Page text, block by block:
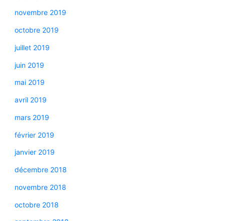
novembre 2019
octobre 2019
juillet 2019
juin 2019
mai 2019
avril 2019
mars 2019
février 2019
janvier 2019
décembre 2018
novembre 2018
octobre 2018